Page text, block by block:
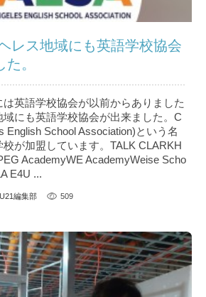
レス地域にも英語学校協会
。
英語学校協会が以前からありました
にも英語学校協会が出来ました。C
English School Association)という名
が加盟しています。TALK CLARKH
AcademyWE AcademyWeise Scho
E4U ...
編集部 509